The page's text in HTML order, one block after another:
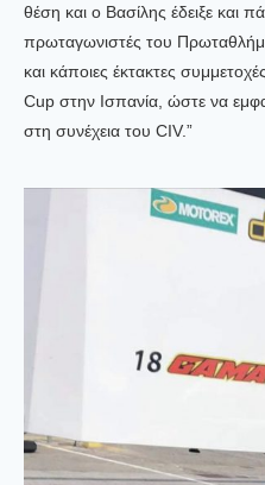
θέση και ο Βασίλης έδειξε και
πρωταγωνιστές του
και κάποιες έκτακτες
Cup στην Ισπανία, ώστε να
στη συνέχεια του CIV.”